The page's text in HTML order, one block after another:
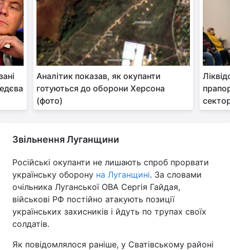
Аналітик показав, як окупанти
готуються до оборони Херсона
(фото)
Звільнення Луганщини
Російські окупанти не лишають спроб прорвати
українську оборону на Луганщині. За словами
очільника Луганської ОВА Сергія Гайдая,
військові РФ постійно атакують позиції
українських захисників і йдуть по трупах своїх
солдатів.
Як повідомлялося раніше, у Сватівському районі